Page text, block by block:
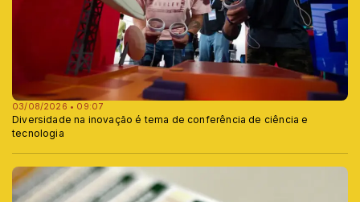
03/08/2026 • 09:07
Diversidade na inovação é tema de conferência de ciência e
tecnologia